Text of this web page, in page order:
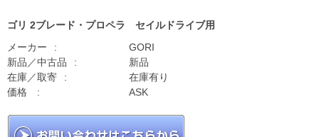
ゴリ 2ブレード・プロペラ セイルドライブ用
メーカー
GORI
新品／中古品
新品
在庫／取寄
在庫有り
価格
ASK